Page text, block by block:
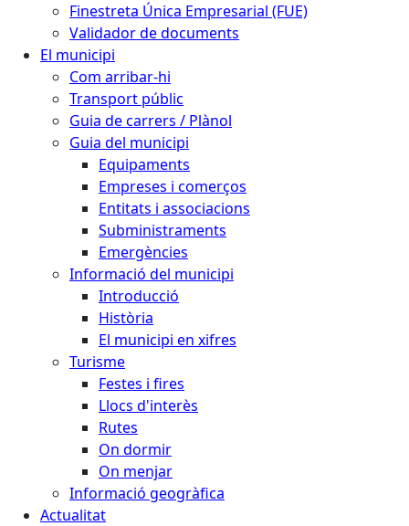
Finestreta Única Empresarial (FUE)
Validador de documents
El municipi
Com arribar-hi
Transport públic
Guia de carrers / Plànol
Guia del municipi
Equipaments
Empreses i comerços
Entitats i associacions
Subministraments
Emergències
Informació del municipi
Introducció
Història
El municipi en xifres
Turisme
Festes i fires
Llocs d'interès
Rutes
On dormir
On menjar
Informació geogràfica
Actualitat